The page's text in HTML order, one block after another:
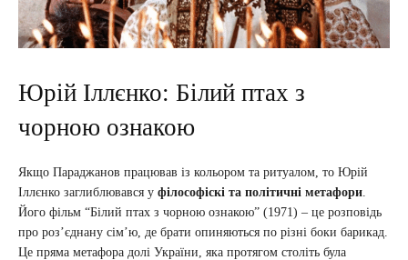
Юрій Іллєнко: Білий птах з
чорною ознакою
Якщо Параджанов працював із кольором та ритуалом, то Юрій
Іллєнко заглиблювався у філософіскі та політичні метафори
Його фільм “Білий птах з чорною ознакою” (1971) – це розповідь
про роз’єднану сім’ю, де брати опиняються по різні боки барикад.
Це пряма метафора долі України, яка протягом століть була